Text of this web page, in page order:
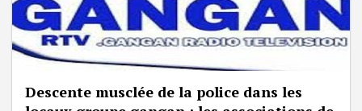
Descente musclée de la police dans les